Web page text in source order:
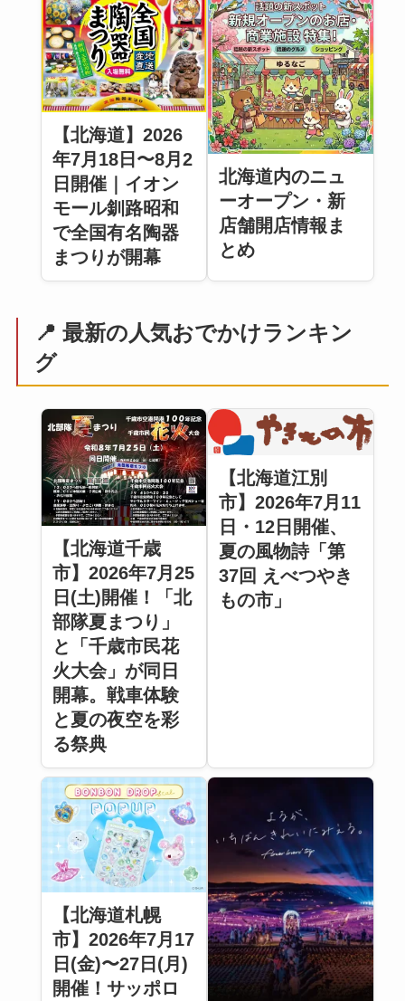
【北海道】2026
年7月18日〜8月2
日開催｜イオン
モール釧路昭和
で全国有名陶器
まつりが開幕
北海道内のニュ
ーオープン・新
店舗開店情報ま
とめ
📍 最新の人気おでかけランキン
グ
【北海道千歳
市】2026年7月25
日(土)開催！「北
部隊夏まつり」
と「千歳市民花
火大会」が同日
開幕。戦車体験
と夏の夜空を彩
る祭典
【北海道江別
市】2026年7月11
日・12日開催、
夏の風物詩「第
37回 えべつやき
もの市」
【北海道札幌
市】2026年7月17
日(金)〜27日(月)
開催！サッポロ